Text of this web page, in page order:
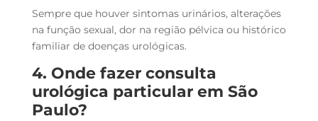
Sempre que houver sintomas urinários, alterações
na função sexual, dor na região pélvica ou histórico
familiar de doenças urológicas.
4. Onde fazer consulta
urológica particular em São
Paulo?